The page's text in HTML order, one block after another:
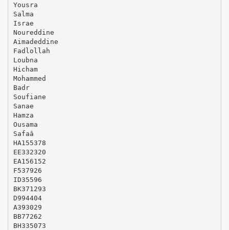
Yousra
Salma
Israe
Noureddine
Aimadeddine
Fadlollah
Loubna
Hicham
Mohammed
Badr
Soufiane
Sanae
Hamza
Ousama
Safaâ
HA155378
EE332320
EA156152
F537926
ID35596
BK371293
D994404
A393029
BB77262
BH335073